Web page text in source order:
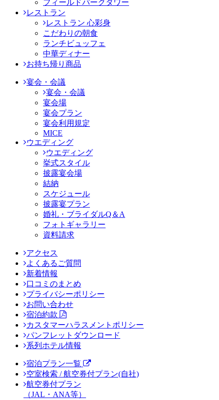
フィールドパークタワー
レストラン
レストラン 心彩身
こだわりの朝食
ランチビュッフェ
中華ディナー
お持ち帰り商品
宴会・会議
宴会・会議
宴会場
宴会プラン
宴会利用規定
MICE
ウエディング
ウエディング
挙式スタイル
披露宴会場
結納
スケジュール
披露宴プラン
婚礼・ブライダルQ＆A
フォトギャラリー
資料請求
アクセス
よくあるご質問
新着情報
口コミのまとめ
プライバシーポリシー
お問い合わせ
宿泊約款
カスタマーハラスメントポリシー
パンフレットダウンロード
系列ホテル情報
宿泊プラン一覧
空室検索 / 航空券付プラン(自社)
航空券付プラン
（JAL・ANA等）